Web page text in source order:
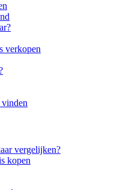
verkopen
vinden
vergelijken?
kopen